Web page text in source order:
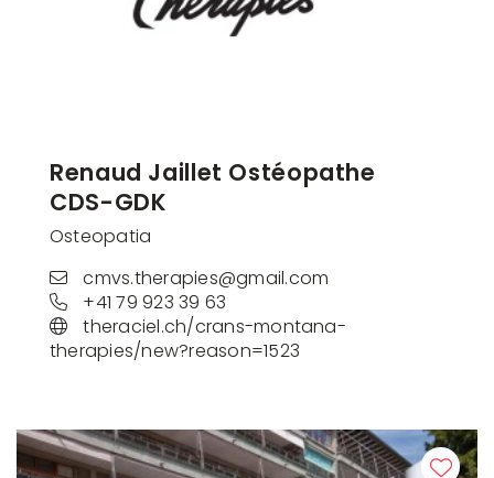
Renaud Jaillet Ostéopathe
CDS-GDK
Osteopatia
cmvs.therapies@gmail.com
+41 79 923 39 63
theraciel.ch/crans-montana-
therapies/new?reason=1523